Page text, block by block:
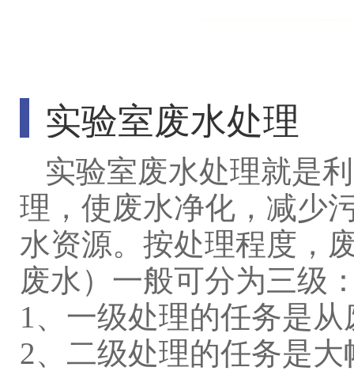
实验室废水处理
实验室废水处理就是
理，使废水净化，减少
水资源。按处理程度，
废水）一般可分为三级
1、 一级处理的任务是
2、 二级处理的任务是